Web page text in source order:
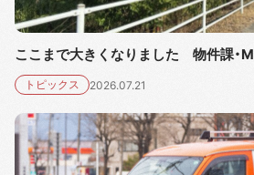
ここまで大きくなりました 物件課・M
トピックス 2026.07.21